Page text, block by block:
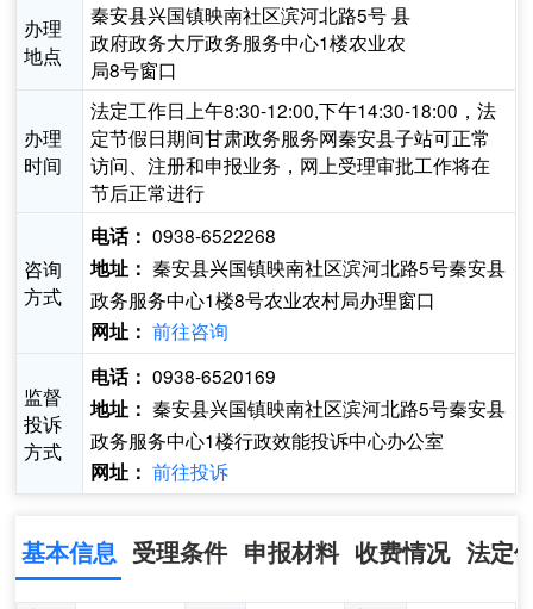
办理
地点
秦安县兴国镇映南社区滨河北路5号 县
政府政务大厅政务服务中心1楼农业农
局8号窗口
办理
时间
法定工作日上午8:30-12:00,下午14:30-18:00，法
定节假日期间甘肃政务服务网秦安县子站可正常
访问、注册和申报业务，网上受理审批工作将在
节后正常进行
咨询
方式
电话： 0938-6522268
地址： 秦安县兴国镇映南社区滨河北路5号秦安县
政务服务中心1楼8号农业农村局办理窗口
网址： 前往咨询
监督
投诉
方式
电话： 0938-6520169
地址： 秦安县兴国镇映南社区滨河北路5号秦安县
政务服务中心1楼行政效能投诉中心办公室
网址： 前往投诉
基本信息 受理条件 申报材料 收费情况 法定